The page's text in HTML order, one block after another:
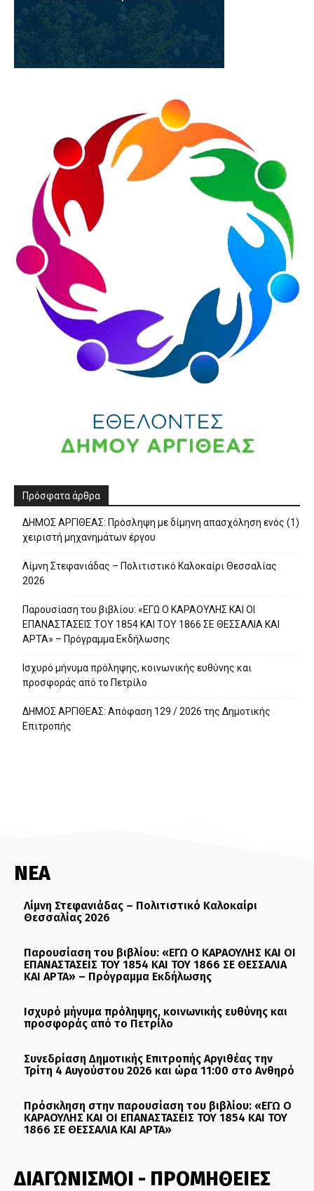
Πρόσφατα άρθρα
ΔΗΜΟΣ ΑΡΓΙΘΕΑΣ: Πρόσληψη με δίμηνη απασχόληση ενός (1)
χειριστή μηχανημάτων έργου
Λίμνη Στεφανιάδας – Πολιτιστικό Καλοκαίρι Θεσσαλίας
2026
Παρουσίαση του βιβλίου: «ΕΓΩ Ο ΚΑΡΑΟΥΛΗΣ ΚΑΙ ΟΙ
ΕΠΑΝΑΣΤΑΣΕΙΣ ΤΟΥ 1854 ΚΑΙ ΤΟΥ 1866 ΣΕ ΘΕΣΣΑΛΙΑ ΚΑΙ
ΑΡΤΑ» – Πρόγραμμα Εκδήλωσης
Ισχυρό μήνυμα πρόληψης, κοινωνικής ευθύνης και
προσφοράς από το Πετρίλο
ΔΗΜΟΣ ΑΡΓΙΘΕΑΣ: Απόφαση 129 / 2026 της Δημοτικής
Επιτροπής
ΝΕΑ
Λίμνη Στεφανιάδας – Πολιτιστικό Καλοκαίρι
Θεσσαλίας 2026
Παρουσίαση του βιβλίου: «ΕΓΩ Ο ΚΑΡΑΟΥΛΗΣ ΚΑΙ ΟΙ
ΕΠΑΝΑΣΤΑΣΕΙΣ ΤΟΥ 1854 ΚΑΙ ΤΟΥ 1866 ΣΕ ΘΕΣΣΑΛΙΑ
ΚΑΙ ΑΡΤΑ» – Πρόγραμμα Εκδήλωσης
Ισχυρό μήνυμα πρόληψης, κοινωνικής ευθύνης και
προσφοράς από το Πετρίλο
Συνεδρίαση Δημοτικής Επιτροπής Αργιθέας την
Τρίτη 4 Αυγούστου 2026 και ώρα 11:00 στο Ανθηρό
Πρόσκληση στην παρουσίαση του βιβλίου: «ΕΓΩ Ο
ΚΑΡΑΟΥΛΗΣ ΚΑΙ ΟΙ ΕΠΑΝΑΣΤΑΣΕΙΣ ΤΟΥ 1854 ΚΑΙ ΤΟΥ
1866 ΣΕ ΘΕΣΣΑΛΙΑ ΚΑΙ ΑΡΤΑ»
ΔΙΑΓΩΝΙΣΜΟΙ - ΠΡΟΜΗΘΕΙΕΣ